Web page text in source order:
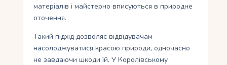
матеріалів і майстерно вписуються в природне
оточення.
Такий підхід дозволяє відвідувачам
насолоджуватися красою природи, одночасно
не завдаючи шкоди їй. У Королівському